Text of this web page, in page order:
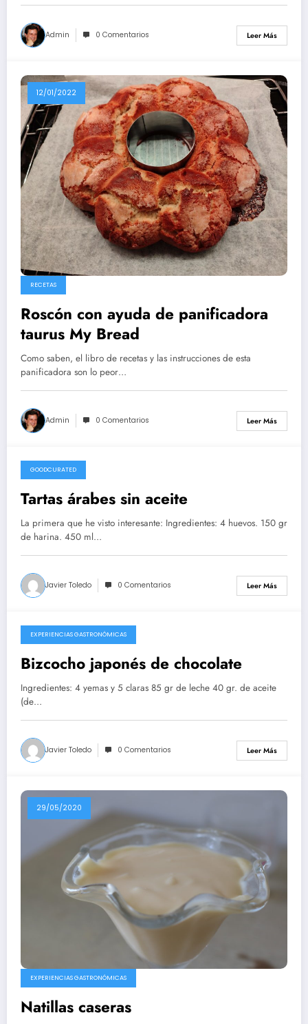
Admin 0 Comentarios Leer Más
12/01/2022
RECETAS
Roscón con ayuda de panificadora
taurus My Bread
Como saben, el libro de recetas y las instrucciones de esta
panificadora son lo peor…
Admin 0 Comentarios Leer Más
21/02/2021
GOODCURATED
Tartas árabes sin aceite
La primera que he visto interesante: Ingredientes: 4 huevos. 150 gr
de harina. 450 ml…
Javier Toledo 0 Comentarios Leer Más
10/08/2020
EXPERIENCIAS GASTRONÓMICAS
Bizcocho japonés de chocolate
Ingredientes: 4 yemas y 5 claras 85 gr de leche 40 gr. de aceite
(de…
Javier Toledo 0 Comentarios Leer Más
29/05/2020
EXPERIENCIAS GASTRONÓMICAS
Natillas caseras